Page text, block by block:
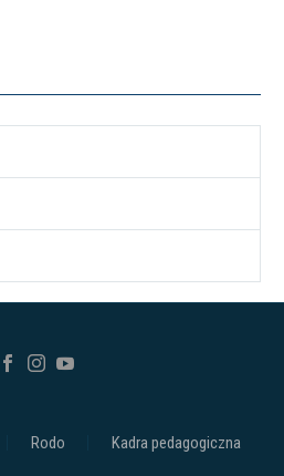
Rodo Kadra pedagogiczna